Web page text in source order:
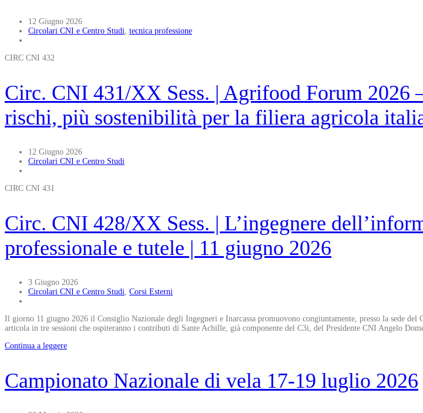
12 Giugno 2026
Circolari CNI e Centro Studi, tecnica professione
CIRC CNI 432
Circ. CNI 431/XX Sess. | Agrifood Forum 2026
rischi, più sostenibilità per la filiera agricola
12 Giugno 2026
Circolari CNI e Centro Studi
CIRC CNI 431
Circ. CNI 428/XX Sess. | L’ingegnere
professionale e tutele | 11 giugno 2026
3 Giugno 2026
Circolari CNI e Centro Studi Corsi Esterni
Il giorno 11 giugno 2026 il Consiglio Nazionale degli Ingegneri e Inarcassa promuovono congiuntamente, presso la sede
articola in tre sessioni che ospiteranno i contributi di Sante Achille, già componente del C3i, del Presidente CNI Angelo
Continua a leggere
Campionato Nazionale di vela 17-19 luglio 2026